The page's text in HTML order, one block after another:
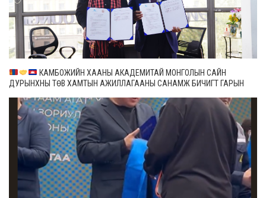
КАМБОЖИЙН ХААНЫ АКАДЕМИТАЙ МОНГОЛЫН САЙН
ДУРЫНХНЫ ТӨВ ХАМТЫН АЖИЛЛАГААНЫ САНАМЖ БИЧИГТ ГАРЫН